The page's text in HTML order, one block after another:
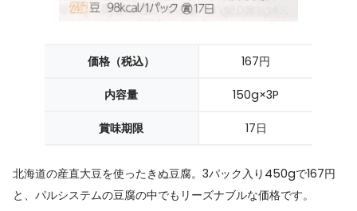
価格（税込） 167円
内容量 150g×3P
賞味期限 17日
北海道の産直大豆を使ったきぬ豆腐。3パック入り450gで167円
と、パルシステムの豆腐の中でもリーズナブルな価格です。